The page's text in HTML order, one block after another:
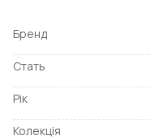
Бренд
Стать
Рік
Колекція